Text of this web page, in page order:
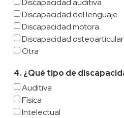
Discapacidad auditiva
Discapacidad del lenguaje
Discapacidad motora
Discapacidad osteoarticular
Otra
4. ¿Qué tipo de
Auditiva
Física
Intelectual